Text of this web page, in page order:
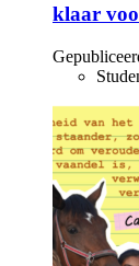
klaar